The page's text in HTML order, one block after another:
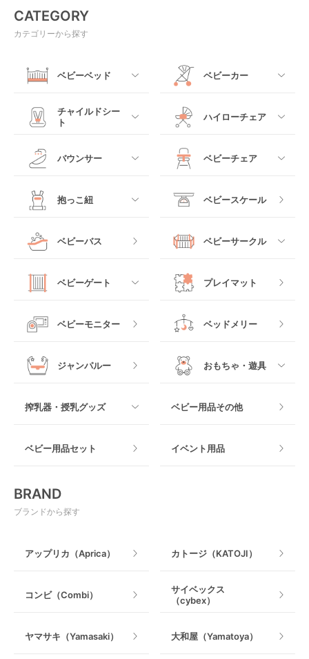
CATEGORY
カテゴリーから探す
ベビーベッド
すべて
レギュラーサイズベビ
ベッドインベッド
クーファン
マットレス・布団
ベビーベッドその他
ベビーカー
すべて
ベビーカーその他
チャイルドシー
ト
すべて
ジュニアシート
チャイルドシートその
他
ハイローチェア
すべて
バウンサー
すべて
ロッキングタイプ
ベビーチェア
すべて
テーブルチェア
抱っこ紐
すべて
ヒップシート
抱っこ紐その他
ベビースケール
ベビーバス ベビーサークル
すべて
木製
マット製
ベビーゲート
すべて
プレイマット
ベビーモニター ベッドメリー
ジャンパルー おもちゃ・遊具
室内遊具
搾乳器・授乳グッズ
授乳グッズ・ママ用品
ベビー用品その他
ベビー用品セット イベント用品
BRAND
ブランドから探す
アップリカ（Aprica） カトージ（KATOJI）
コンビ（Combi）
サイベックス
（cybex）
ヤマサキ（Yamasaki） 大和屋（Yamatoya）